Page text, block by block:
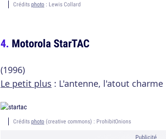
Crédits photo : Lewis Collard
Motorola StarTAC
(1996)
Le petit plus : L'antenne, l'atout charme
Crédits photo (creative commons) : ProhibitOnions
Publicité